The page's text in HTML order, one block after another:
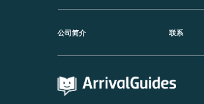
公司简介 联系